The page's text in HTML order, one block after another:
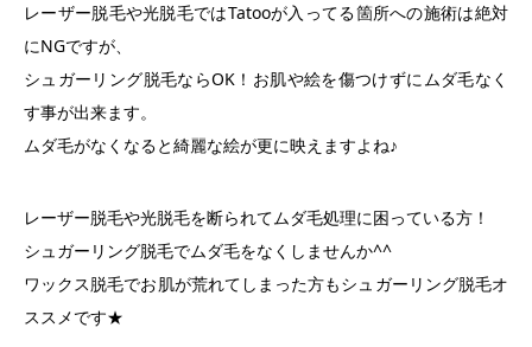
レーザー脱毛や光脱毛ではTatooが入ってる箇所への施術は絶対
にNGですが、
シュガーリング脱毛ならOK！お肌や絵を傷つけずにムダ毛なく
す事が出来ます。
ムダ毛がなくなると綺麗な絵が更に映えますよね♪
レーザー脱毛や光脱毛を断られてムダ毛処理に困っている方！
シュガーリング脱毛でムダ毛をなくしませんか^^
ワックス脱毛でお肌が荒れてしまった方もシュガーリング脱毛オ
ススメです★